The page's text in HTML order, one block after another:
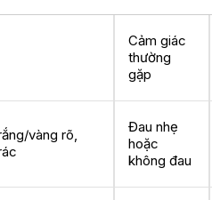
Cảm giác
thường
gặp
vàng rõ,
Đau nhẹ
hoặc
không đau